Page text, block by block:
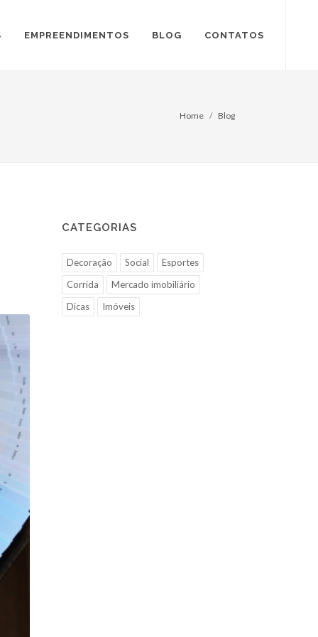
EMPREENDIMENTOS BLOG CONTATOS
Home Blog
CATEGORIAS
Decoração Social
Esportes
Corrida
Mercado imobiliário
Dicas
Imóveis